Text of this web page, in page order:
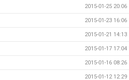
2015-01-25 20:06
2015-01-23 16:06
2015-01-21 14:13
2015-01-17 17:04
2015-01-16 08:26
2015-01-12 12:29